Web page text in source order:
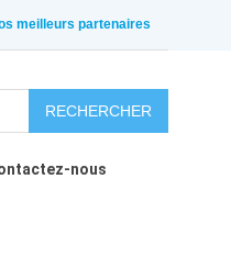
meilleurs partenaires
RECHERCHER
nous